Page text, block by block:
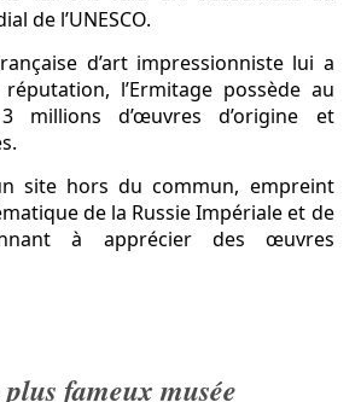
de l’UNESCO.
d’art impressionniste lui a
l’Ermitage possède au
d’œuvres d’origine et
site hors du commun, empreint
de la Russie Impériale et de
à apprécier des œuvres
fameux musée